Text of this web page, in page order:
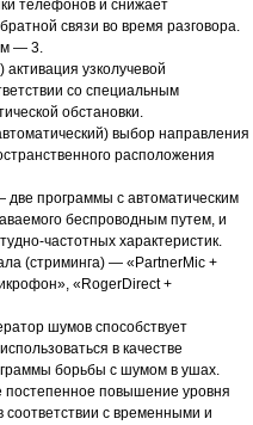
телефонов и снижает
связи во время разговора.
— 3.
узколучевой
со специальным
обстановки.
выбор направления
расположения
две программы с автоматическим
беспроводным путем, и
частотных характеристик.
(стриминга) — «PartnerMic +
«RogerDirect +
шумов способствует
в качестве
борьбы с шумом в ушах.
постепенное повышение уровня
соответствии с временными и